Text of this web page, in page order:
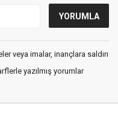
veya imalar, inançlara saldırı
yazılmış yorumlar